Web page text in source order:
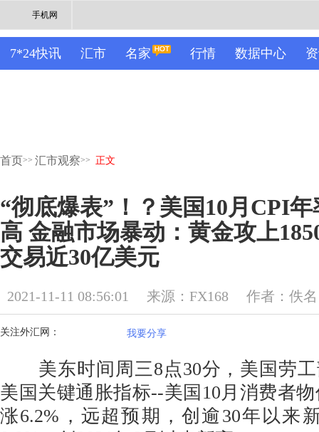
手机网
7*24快讯 汇市 名家 行情 数据中心
首页>> 汇市观察>> 正文
“彻底爆表”！？美国10月CPI
高 金融市场暴动：黄金攻上
交易近30亿美元
2021-11-11 08:56:01 来源：FX168 作者：佚名
关注外汇网： 我要分享
美东时间周三8点30分，美国劳工
美国关键通胀指标--美国10月消费者
涨6.2%，远超预期，创逾30年以来